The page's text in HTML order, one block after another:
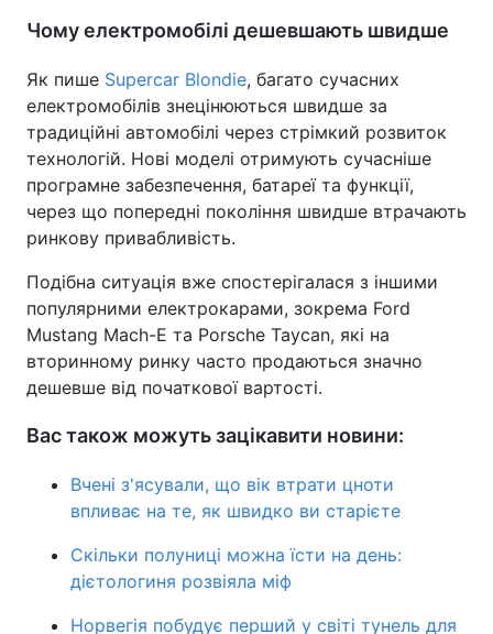
Чому електромобілі дешевшають швидше
Як пише Supercar Blondie, багато сучасних
електромобілів знецінюються швидше за
традиційні автомобілі через стрімкий розвиток
технологій. Нові моделі отримують сучасніше
програмне забезпечення, батареї та функції,
через що попередні покоління швидше втрачають
ринкову привабливість.
Подібна ситуація вже спостерігалася з іншими
популярними електрокарами, зокрема Ford
Mustang Mach-E та Porsche Taycan, які на
вторинному ринку часто продаються значно
дешевше від початкової вартості.
Вас також можуть зацікавити новини:
Вчені з'ясували, що вік втрати цноти
впливає на те, як швидко ви старієте
Скільки полуниці можна їсти на день:
дієтологиня розвіяла міф
Норвегія побудує перший у світі тунель для